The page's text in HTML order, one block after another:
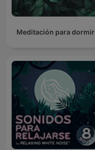
Meditación para dormir